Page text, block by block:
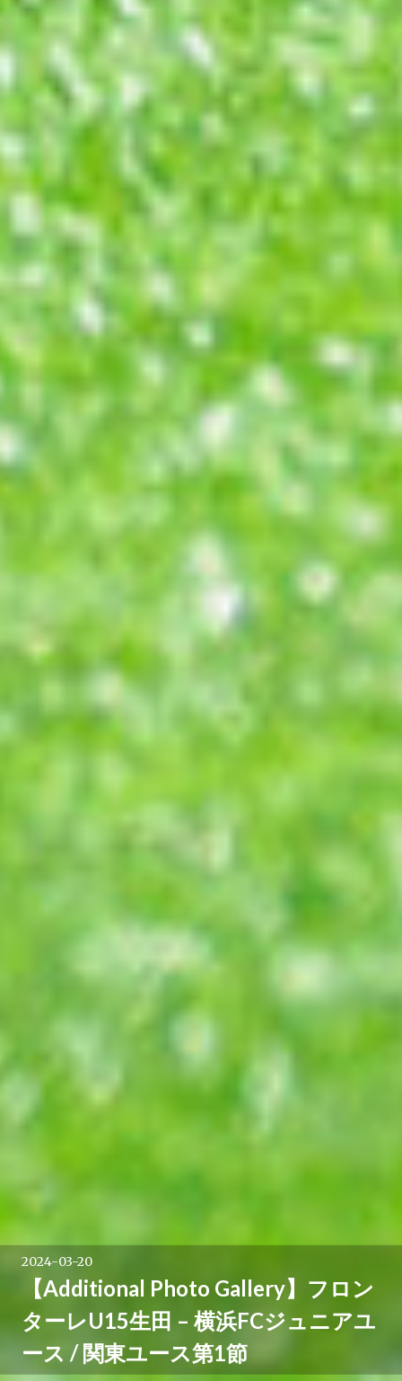
2024-03-20
【Additional Photo Gallery】フロン
ターレU15生田 – 横浜FCジュニアユ
ース / 関東ユース第1節